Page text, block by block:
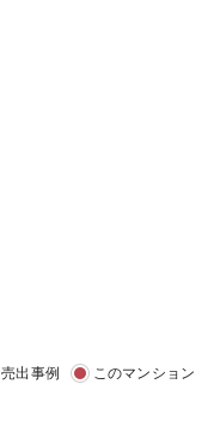
売出事例 このマンション